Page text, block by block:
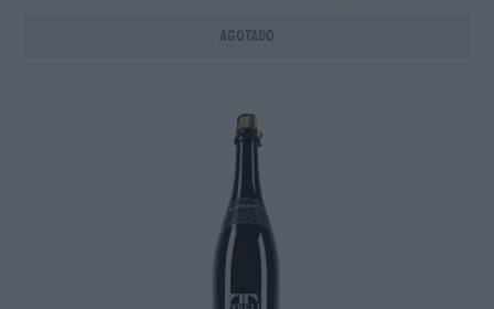
Agotado